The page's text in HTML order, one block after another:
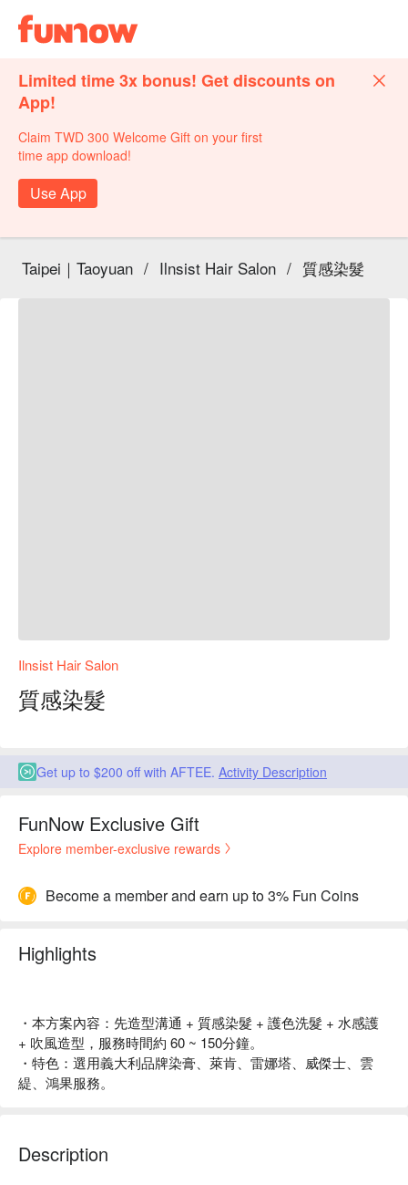
Limited time 3x bonus! Get discounts on
App!
Claim TWD 300 Welcome Gift on your first
time app download!
Use App
Taipei｜Taoyuan / Ilnsist Hair Salon / 質感染髮
Ilnsist Hair Salon
質感染髮
Get up to $200 off with AFTEE. Activity Description
FunNow Exclusive Gift
Explore member-exclusive rewards
Become a member and earn up to 3% Fun Coins
Highlights
・本方案內容：先造型溝通 + 質感染髮 + 護色洗髮 + 水感護
+ 吹風造型，服務時間約 60 ~ 150分鐘。
・特色：選用義大利品牌染膏、萊肯、雷娜塔、威傑士、雲
緹、鴻果服務。
Description